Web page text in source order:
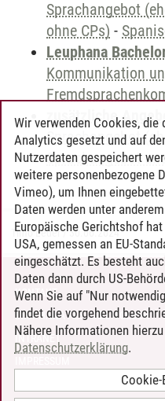
Sprachangebot
ohne CPs) -
Leuphana
Kommunikation
zusätzliche
Sprachangebot
Sprachangebot
Timo Leder/30.06.2024
KONTAKT
LEUPHANA ALS ARBEITGEBER
INTRANET
Wir verwenden Cookies,
Analytics gesetzt und auf
Nutzerdaten gespeichert
weitere personenbezogene
Vimeo), um Ihnen
Daten werden unter
Europäische Gerichtshof
USA, gemessen an EU-
eingeschätzt. Es besteht
Daten dann durch US-
Wenn Sie auf "Nur
findet die vorgehend
Nähere Informationen
Datenschutzerklärung.